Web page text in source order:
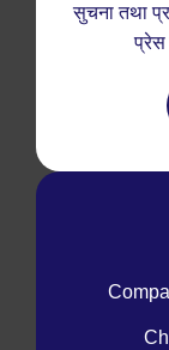
सुचना तथा
प्रेस